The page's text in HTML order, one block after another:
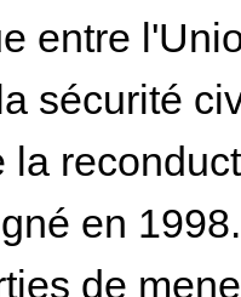
entre
sécurité
la
en
de